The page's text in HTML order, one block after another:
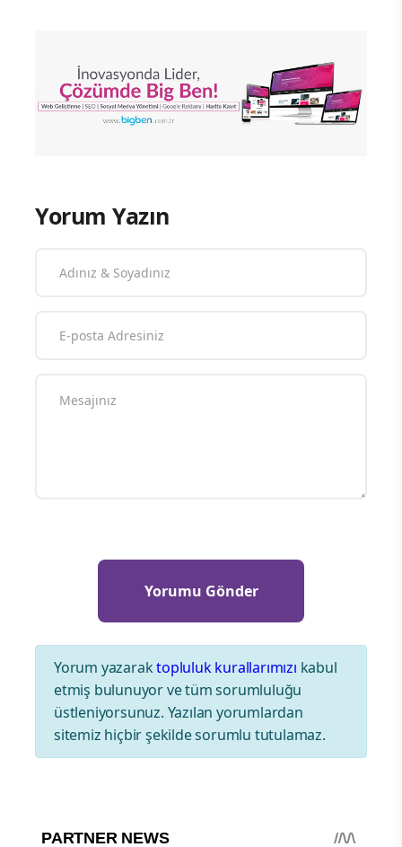
Yorum Yazın
Yorum yazaraktopluluk kurallarımızı kabul
etmiş bulunuyor ve tüm sorumluluğu
üstleniyorsunuz. Yazılan yorumlardan
sitemiz hiçbir şekilde sorumlu tutulamaz.